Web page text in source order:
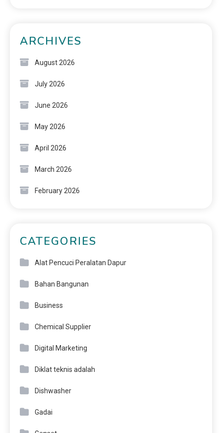
ARCHIVES
August 2026
July 2026
June 2026
May 2026
April 2026
March 2026
February 2026
CATEGORIES
Alat Pencuci Peralatan Dapur
Bahan Bangunan
Business
Chemical Supplier
Digital Marketing
Diklat teknis adalah
Dishwasher
Gadai